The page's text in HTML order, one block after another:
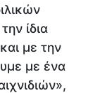
ίδια
με την
με ένα